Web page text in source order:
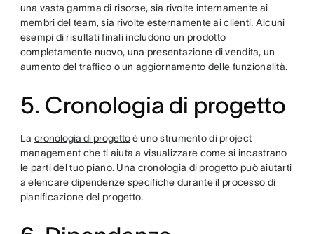
una vasta gamma di risorse, sia rivolte internamente ai
membri del team, sia rivolte esternamente ai clienti. Alcuni
esempi di risultati finali includono un prodotto
completamente nuovo, una presentazione di vendita, un
aumento del traffico o un aggiornamento delle funzionalità.
5. Cronologia di progetto
La cronologia di progettoè uno strumento di project
management che ti aiuta a visualizzare come si incastrano
le parti del tuo piano. Una cronologia di progetto può aiutarti
a elencare dipendenze specifiche durante il processo di
pianificazione del progetto.